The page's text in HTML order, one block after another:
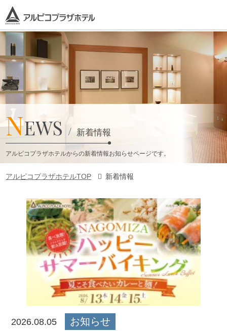
アルピコプラザホテルからの新着情報お知らせページです。
NEWS 新着情報
アルピコプラザホテルTOP 新着情報
2026.08.05 お知らせ